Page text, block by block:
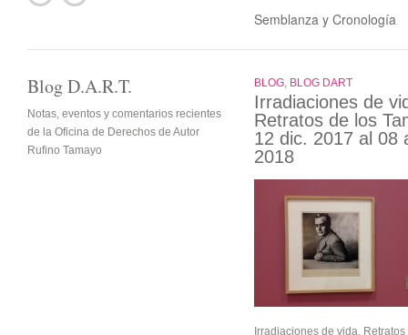
Semblanza y Cronología
Blog D.A.R.T.
Notas, eventos y comentarios recientes
de la Oficina de Derechos de Autor
Rufino Tamayo
BLOG, BLOG DART
Irradiaciones de
Retratos de los
12 dic. 2017 al 08
2018
Irradiaciones de vida.